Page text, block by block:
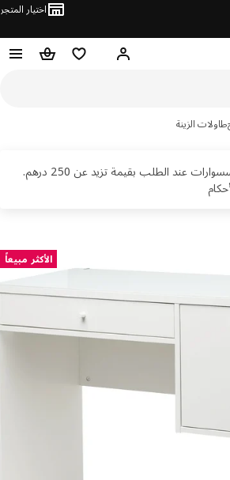
اختيار المتجر
مرحباً! تسجيل الدخول أو
قائمة التسوقسلة التسوق
الزينة
توصيل مجاني للإكسسوارات عند الطلب بقيمة تزيد عن 250 درهم.
الأكثر مبيعاً